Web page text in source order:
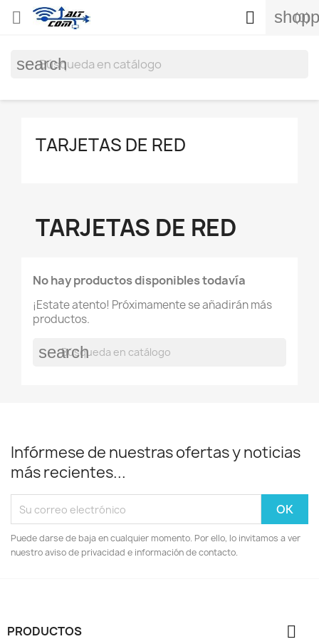
 (0)

search
TARJETAS DE RED
TARJETAS DE RED
No hay productos disponibles todavía
¡Estate atento! Próximamente se añadirán más
productos.
search
Infórmese de nuestras ofertas y noticias
más recientes...
Puede darse de baja en cualquier momento. Por ello, lo invitamos a ver
nuestro aviso de privacidad e información de contacto.
PRODUCTOS 